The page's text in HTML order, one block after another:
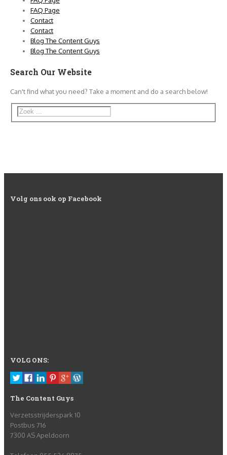
FAQ Page
Contact
Contact
Blog The Content Guys
Blog The Content Guys
Search Our Website
Can't find what you need? Take a moment and do a search below!
Volg ons ook op Facebook
VOLG ONS:
The Content Guys
Verzetsstrijderspark 10
Postbus 716
7300 AS Apeldoorn